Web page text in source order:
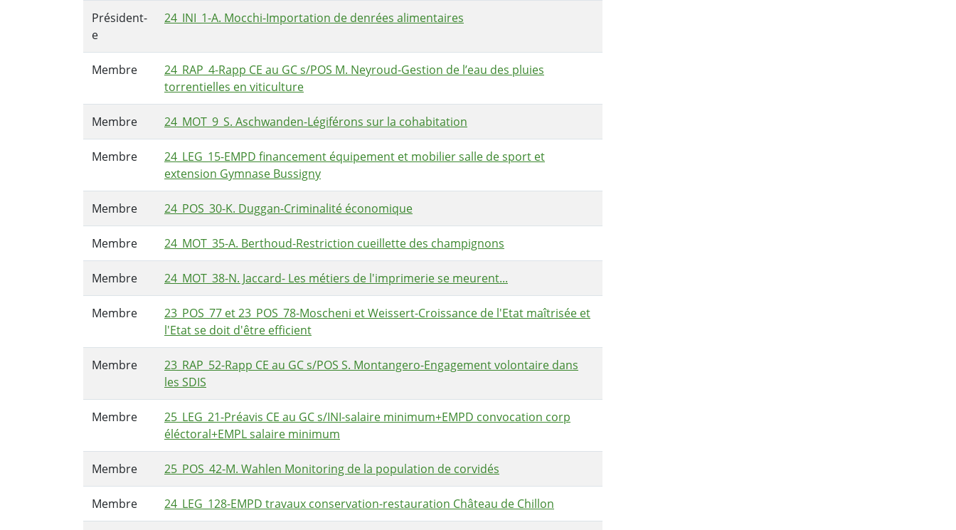
Président-
e
24_INI_1-A. Mocchi-Importation de denrées alimentaires
Membre
24_RAP_4-Rapp CE au GC s/POS M. Neyroud-Gestion de l’eau des pluies
torrentielles en viticulture
Membre 24_MOT_9_S. Aschwanden-Légiférons sur la cohabitation
Membre
24_LEG_15-EMPD financement équipement et mobilier salle de sport et
extension Gymnase Bussigny
Membre 24_POS_30-K. Duggan-Criminalité économique
Membre 24_MOT_35-A. Berthoud-Restriction cueillette des champignons
Membre 24_MOT_38-N. Jaccard- Les métiers de l'imprimerie se meurent...
Membre
23_POS_77 et 23_POS_78-Moscheni et Weissert-Croissance de l'Etat maîtrisée et
l'Etat se doit d'être efficient
Membre
23_RAP_52-Rapp CE au GC s/POS S. Montangero-Engagement volontaire dans
les SDIS
Membre
25_LEG_21-Préavis CE au GC s/INI-salaire minimum+EMPD convocation corp
éléctoral+EMPL salaire minimum
Membre 25_POS_42-M. Wahlen Monitoring de la population de corvidés
Membre 24_LEG_128-EMPD travaux conservation-restauration Château de Chillon